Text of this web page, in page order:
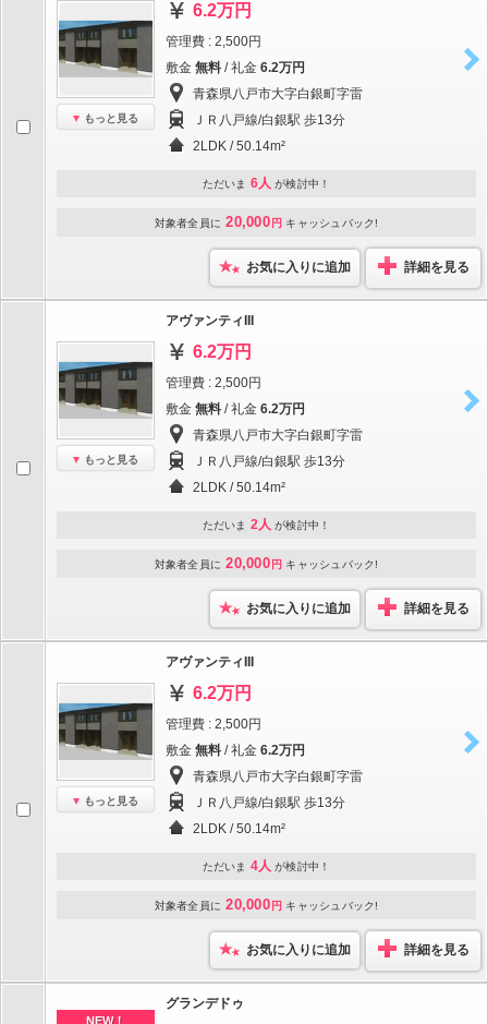
もっと見る
6.2万円
管理費 : 2,500円
敷金 無料 / 礼金 6.2万円
青森県八戸市大字白銀町字雷
ＪＲ八戸線/白銀駅 歩13分
2LDK / 50.14m²
ただいま 6人 が検討中！
対象者全員に 20,000 円 キャッシュバック!
お気に入りに追加 詳細を見る
もっと見る
アヴァンティIII
6.2万円
管理費 : 2,500円
敷金 無料 / 礼金 6.2万円
青森県八戸市大字白銀町字雷
ＪＲ八戸線/白銀駅 歩13分
2LDK / 50.14m²
ただいま 2人 が検討中！
対象者全員に 20,000 円 キャッシュバック!
お気に入りに追加 詳細を見る
もっと見る
アヴァンティIII
6.2万円
管理費 : 2,500円
敷金 無料 / 礼金 6.2万円
青森県八戸市大字白銀町字雷
ＪＲ八戸線/白銀駅 歩13分
2LDK / 50.14m²
ただいま 4人 が検討中！
対象者全員に 20,000 円 キャッシュバック!
お気に入りに追加 詳細を見る
NEW！
グランデドゥ